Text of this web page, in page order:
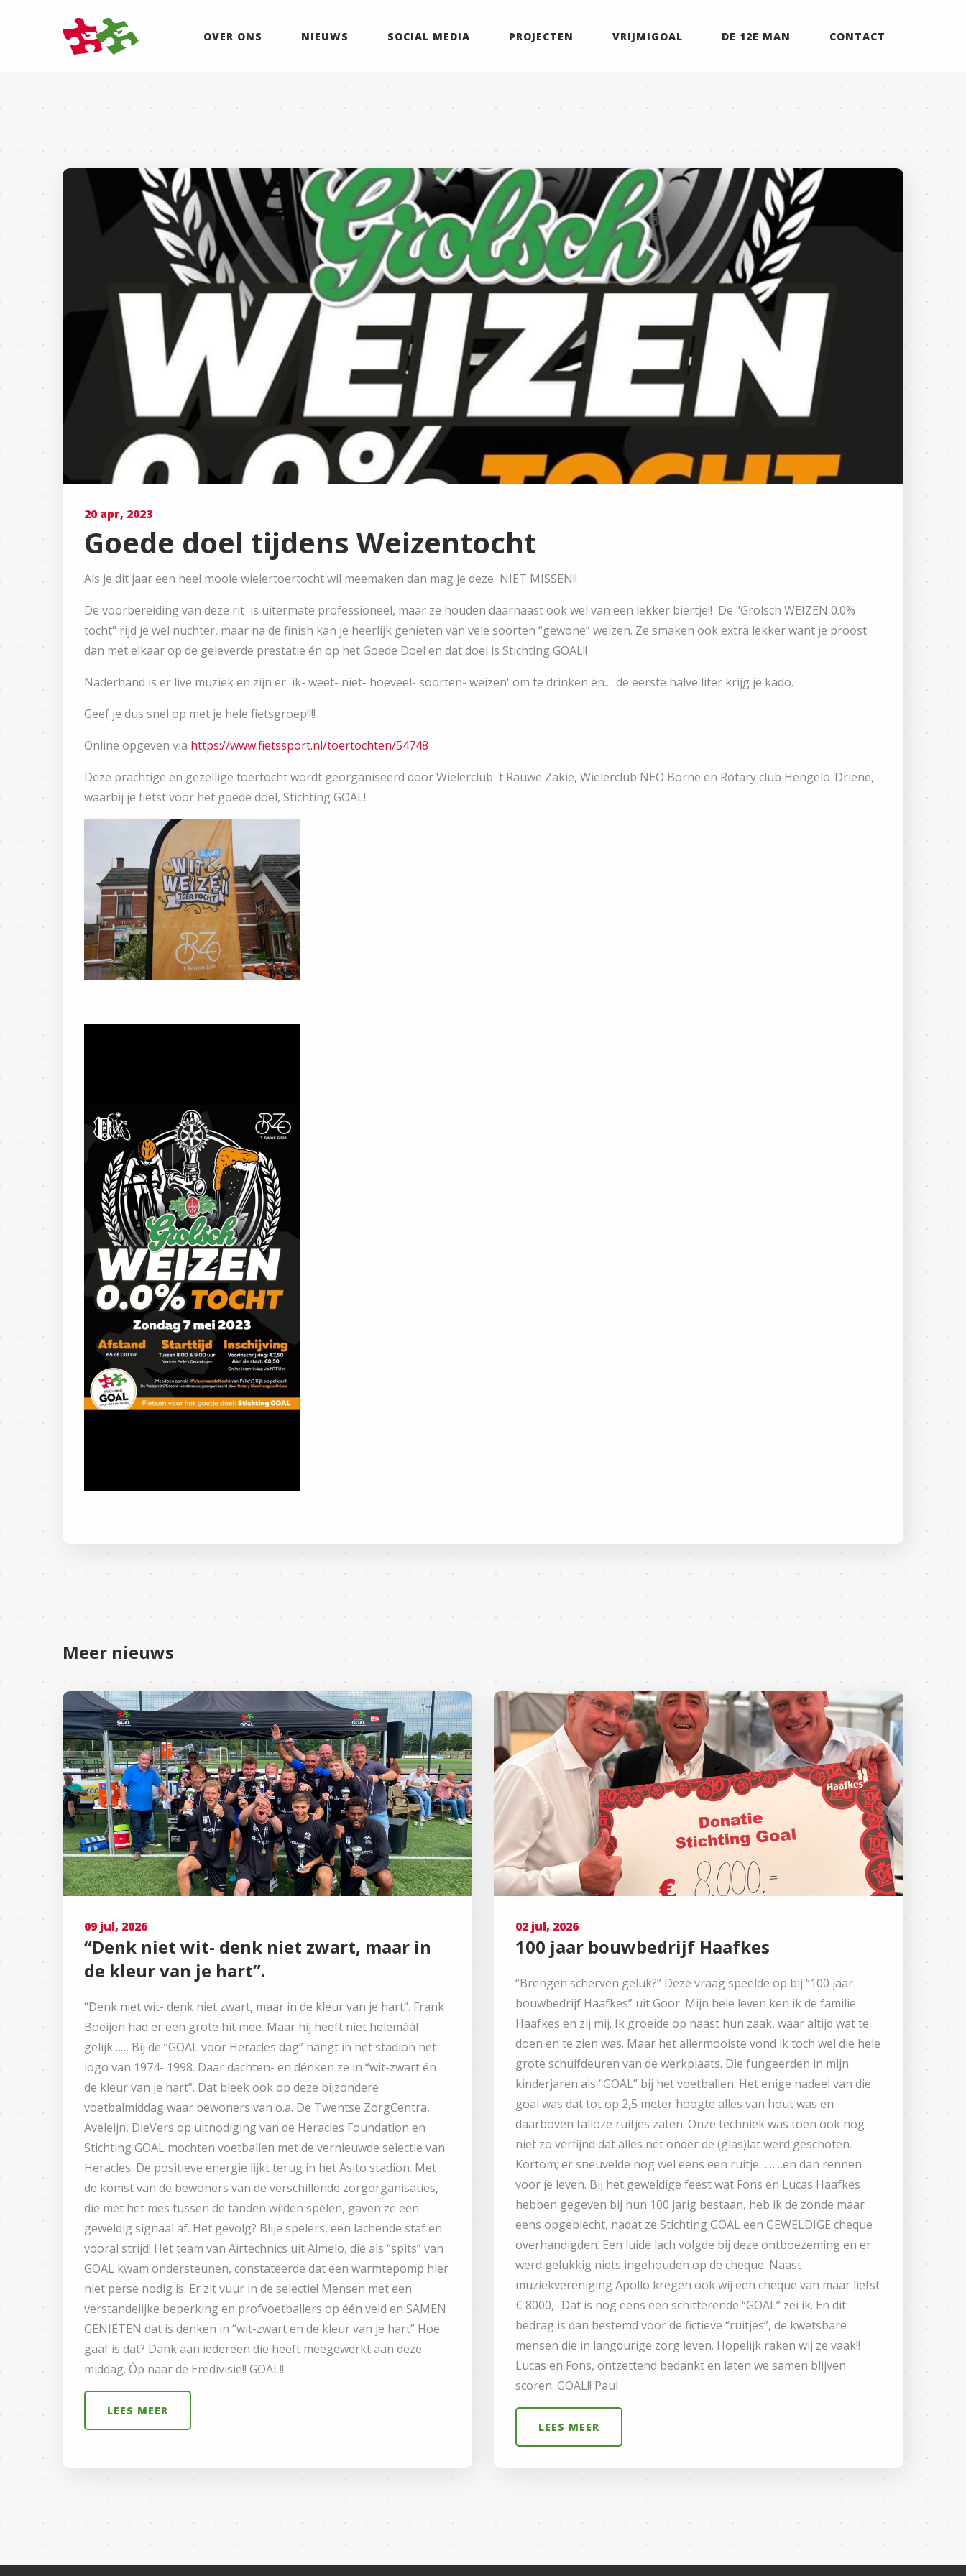
OVER ONS NIEUWS SOCIAL MEDIA PROJECTEN VRIJMIGOAL DE 12E MAN CONTACT
20 apr, 2023
Goede doel tijdens Weizentocht
Als je dit jaar een heel mooie wielertoertocht wil meemaken dan mag je deze NIET MISSEN!!
De voorbereiding van deze rit is uitermate professioneel, maar ze houden daarnaast ook wel van een lekker biertje!! De "Grolsch WEIZEN 0.0%
tocht" rijd je wel nuchter, maar na de finish kan je heerlijk genieten van vele soorten “gewone” weizen. Ze smaken ook extra lekker want je proost
dan met elkaar op de geleverde prestatie én op het Goede Doel en dat doel is Stichting GOAL!!
Naderhand is er live muziek en zijn er 'ik- weet- niet- hoeveel- soorten- weizen' om te drinken én.... de eerste halve liter krijg je kado.
Geef je dus snel op met je hele fietsgroep!!!!
Online opgeven via https://www.fietssport.nl/toertochten/54748
Deze prachtige en gezellige toertocht wordt georganiseerd door Wielerclub 't Rauwe Zakie, Wielerclub NEO Borne en Rotary club Hengelo-Driene,
waarbij je fietst voor het goede doel, Stichting GOAL!
Meer nieuws
09 jul, 2026
“Denk niet wit- denk niet zwart, maar in
de kleur van je hart”.
“Denk niet wit- denk niet zwart, maar in de kleur van je hart”. Frank
Boeijen had er een grote hit mee. Maar hij heeft niet helemáál
gelijk…… Bij de “GOAL voor Heracles dag” hangt in het stadion het
logo van 1974- 1998. Daar dachten- en dénken ze in “wit-zwart én
de kleur van je hart”. Dat bleek ook op deze bijzondere
voetbalmiddag waar bewoners van o.a. De Twentse ZorgCentra,
Aveleijn, DieVers op uitnodiging van de Heracles Foundation en
Stichting GOAL mochten voetballen met de vernieuwde selectie van
Heracles. De positieve energie lijkt terug in het Asito stadion. Met
de komst van de bewoners van de verschillende zorgorganisaties,
die met het mes tussen de tanden wilden spelen, gaven ze een
geweldig signaal af. Het gevolg? Blije spelers, een lachende staf en
vooral strijd! Het team van Airtechnics uit Almelo, die als “spits” van
GOAL kwam ondersteunen, constateerde dat een warmtepomp hier
niet perse nodig is. Er zit vuur in de selectie! Mensen met een
verstandelijke beperking en profvoetballers op één veld en SAMEN
GENIETEN dat is denken in “wit-zwart en de kleur van je hart” Hoe
gaaf is dat? Dank aan iedereen die heeft meegewerkt aan deze
middag. Óp naar de Eredivisie!! GOAL!!
LEES MEER
02 jul, 2026
100 jaar bouwbedrijf Haafkes
“Brengen scherven geluk?” Deze vraag speelde op bij “100 jaar
bouwbedrijf Haafkes” uit Goor. Mijn hele leven ken ik de familie
Haafkes en zij mij. Ik groeide op naast hun zaak, waar altijd wat te
doen en te zien was. Maar het allermooiste vond ik toch wel die hele
grote schuifdeuren van de werkplaats. Die fungeerden in mijn
kinderjaren als “GOAL” bij het voetballen. Het enige nadeel van die
goal was dat tot op 2,5 meter hoogte alles van hout was en
daarboven talloze ruitjes zaten. Onze techniek was toen ook nog
niet zo verfijnd dat alles nét onder de (glas)lat werd geschoten.
Kortom; er sneuvelde nog wel eens een ruitje………en dan rennen
voor je leven. Bij het geweldige feest wat Fons en Lucas Haafkes
hebben gegeven bij hun 100 jarig bestaan, heb ik de zonde maar
eens opgebiecht, nadat ze Stichting GOAL een GEWELDIGE cheque
overhandigden. Een luide lach volgde bij deze ontboezeming en er
werd gelukkig niets ingehouden op de cheque. Naast
muziekvereniging Apollo kregen ook wij een cheque van maar liefst
€ 8000,- Dat is nog eens een schitterende “GOAL” zei ik. En dit
bedrag is dan bestemd voor de fictieve “ruitjes”, de kwetsbare
mensen die in langdurige zorg leven. Hopelijk raken wij ze vaak!!
Lucas en Fons, ontzettend bedankt en laten we samen blijven
scoren. GOAL!! Paul
LEES MEER